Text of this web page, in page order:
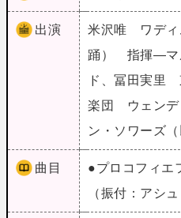
出演
米沢唯 ワディ
踊） 指揮―マ
ド、冨田実里
楽団 ウェンデ
ン・ソワーズ
曲目
●プロコフィエ
（振付：アシ